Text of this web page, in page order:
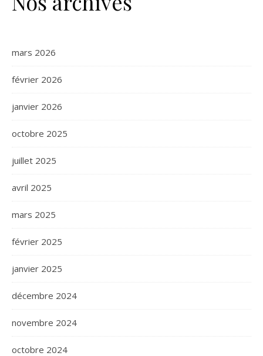
mars 2026
février 2026
janvier 2026
octobre 2025
juillet 2025
avril 2025
mars 2025
février 2025
janvier 2025
décembre 2024
novembre 2024
octobre 2024